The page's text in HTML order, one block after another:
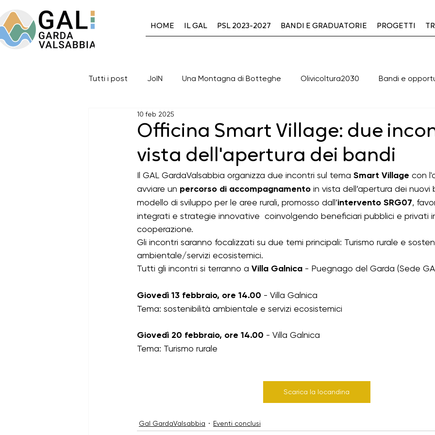
HOME IL GAL PSL 2023-2027 BANDI E GRADUATORIE PROGETTI
Tutti i post JoIN Una Montagna di Botteghe Olivicoltura2030 Bandi e
Gal GardaValsabbia
Eventi in corso Eventi conclusi BANDI DI GARA APERTI BANDI DI GARA CHIUSI
I progetti del Gal: 2014-2020 Green & Blue ERASMUS+ - K154 Cooperazione
Bandi psl 23-27 aperti
Officina Smart Village: due
vista dell'apertura dei bandi
10 feb 2025
Il GAL GardaValsabbia organizza due incontri sul tema Smart Village con
avviare un percorso di accompagnamento in vista dell’apertura dei nuovi
modello di sviluppo per le aree rurali, promosso dall’intervento SRG07,
integrati e strategie innovative  coinvolgendo beneficiari pubblici e privati
cooperazione.
Gli incontri saranno focalizzati su due temi principali: Turismo rurale e
ambientale/servizi ecosistemici.
Tutti gli incontri si terranno a Villa Galnica - Puegnago del Garda (Sede
Giovedì 13 febbraio, ore 14.00 - Villa Galnica
Tema: sostenibilità ambientale e servizi ecosistemici
Giovedì 20 febbraio, ore 14.00 - Villa Galnica
Tema: Turismo rurale
Scarica la locandina
Gal GardaValsabbia Eventi conclusi